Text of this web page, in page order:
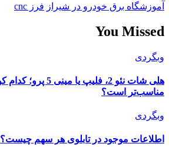
آموزشگاه برق خودرو در شیراز فرز cnc
You Missed
وبگردی
مناسب‌تر است؟
وبگردی
اطلاعات موجود در تابلوی هر سهم چیست؟